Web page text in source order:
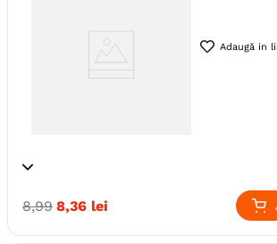
Adaugă in
Specie
Perusi
Vitakraft
8,99 8,36 lei